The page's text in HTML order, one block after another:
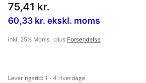
75,41 kr.
60,33 kr. ekskl. moms
inkl. 25% Moms , plus Forsendelse
Leveringstid: 1 - 4 Hverdage